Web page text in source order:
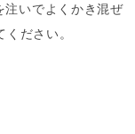
注いでよくかき混ぜ
ださい。